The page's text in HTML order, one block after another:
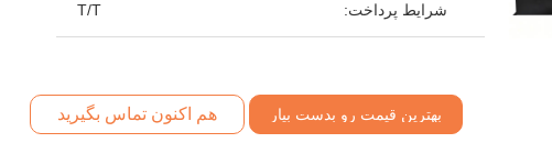
شرایط پرداخت: T/T
بهترین قیمت رو بدست بیار هم اکنون تماس بگیرید